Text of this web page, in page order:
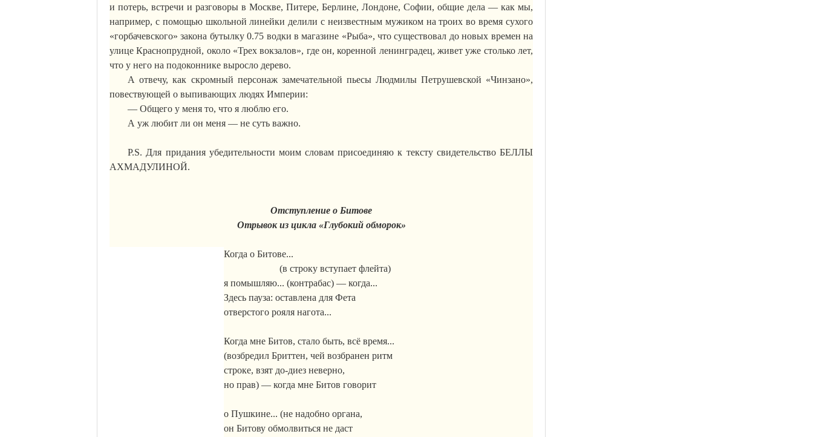
и потерь, встречи и разговоры в Москве, Питере, Берлине, Лондоне, Софии, общие дела — как мы,
например, с помощью школьной линейки делили с неизвестным мужиком на троих во время сухого
«горбачевского» закона бутылку 0.75 водки в магазине «Рыба», что существовал до новых времен на
улицеКраснопрудной, около «Трех вокзалов», где он, коренной ленинградец, живет уже столько лет,
что у него на подоконнике выросло дерево.
А отвечу, как скромный персонаж замечательной пьесы Людмилы Петрушевской «Чинзано»,
повествующей о выпивающих людях Империи:
— Общего у меня то, что я люблю его.
А уж любит ли он меня — не суть важно.
P.S. Для придания убедительности моим словам присоединяю к тексту свидетельство БЕЛЛЫ
АХМАДУЛИНОЙ.
Отступление о Битове
Отрывок из цикла «Глубокий обморок»
Когда о Битове...
(в строку вступает флейта)
я помышляю... (контрабас) — когда...
Здесь пауза: оставлена для Фета
отверстого рояля нагота...
Когда мне Битов, стало быть, всё время...
(возбредилБриттен, чей возбранен ритм
строке, взят до-диез неверно,
но прав) — когда мне Битов говорит
о Пушкине... (не надобно органа,
он Битовуобмолвиться не даст